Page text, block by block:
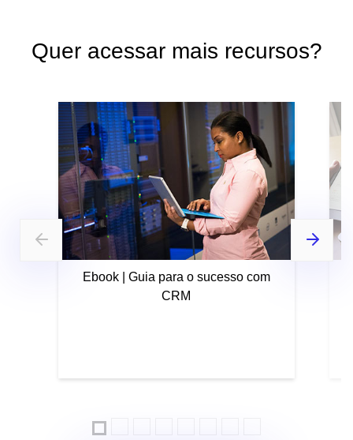
Quer acessar mais recursos?
Ebook | Guia para o sucesso com
CRM